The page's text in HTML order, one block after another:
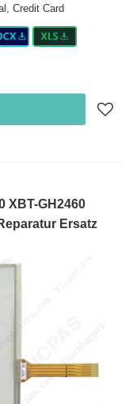
Credit Card
XBT-GH2460
Ersatz